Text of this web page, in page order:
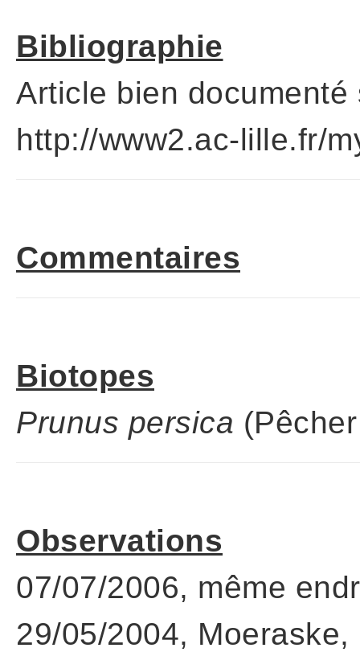
Bibliographie
Article bien
http://www2.ac-lille.fr/
Commentaires
Biotopes
Prunus persica
Observations
07/07/2006, même
29/05/2004,